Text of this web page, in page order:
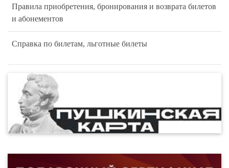
Правила приобретения, бронирования и возврата билетов
и абонементов
Справка по билетам, льготные билеты